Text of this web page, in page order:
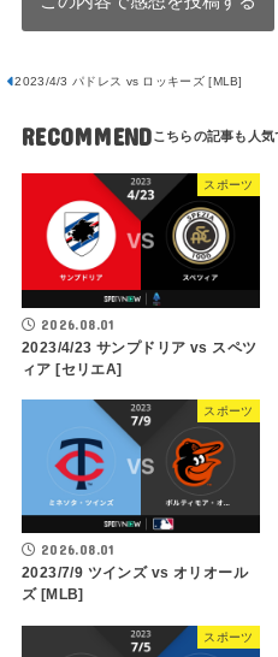
2023/4/3 パドレス vs ロッキーズ [MLB]
RECOMMEND
スポーツ
2026.08.01
2023/4/23 サンプドリア vs スペツ
ィア [セリエA]
スポーツ
2026.08.01
2023/7/9 ツインズ vs オリオール
ズ [MLB]
スポーツ